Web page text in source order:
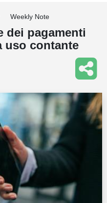
Weekly Note
dei pagamenti
uso contante